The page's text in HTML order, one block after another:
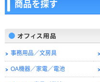
商品を探す
事務用品／文房具
OA機器／家電／電池